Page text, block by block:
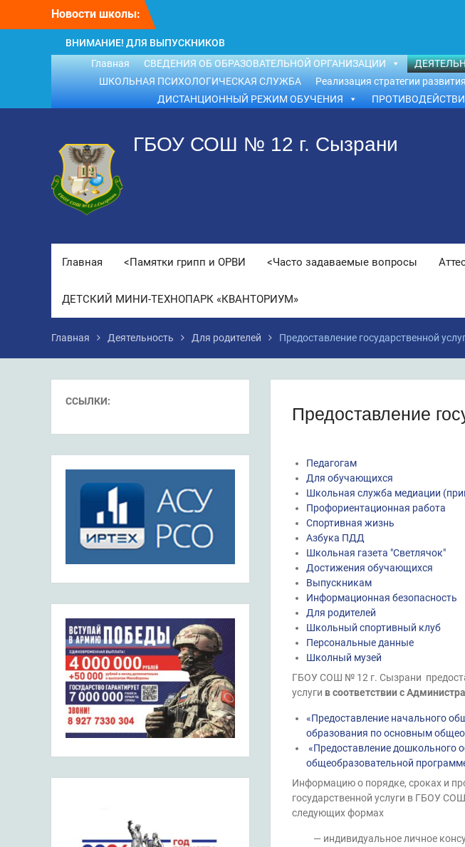
Новости школы:
ВНИМАНИЕ! ДЛЯ ВЫПУСКНИКОВ
ШКОЛЫ!Главная СВЕДЕНИЯ ОБ ОБРАЗОВАТЕЛЬНОЙ ОРГАНИЗАЦИИ
ШКОЛЬНАЯ ПСИХОЛОГИЧЕСКАЯ СЛУЖБА
Реализация стратегии
ДИСТАНЦИОННЫЙ РЕЖИМ ОБУЧЕНИЯ
ГБОУ СОШ № 12 г. Сызрани
Главная <Памятки грипп и ОРВИ <Часто задаваемые вопросы
ДЕТСКИЙ МИНИ-ТЕХНОПАРК «КВАНТОРИУМ»
Главная Деятельность Для родителей Предоставление государственной
Предоставление
Педагогам
Для обучающихся
Школьная служба медиации
Профориентационная работа
Спортивная жизнь
Азбука ПДД
Школьная газета "Светлячок"
Достижения обучающихся
Выпускникам
Информационная безопасность
Для родителей
Школьный спортивный клуб
Персональные данные
Школный музей
ГБОУ СОШ № 12 г. Сызрани
услуги в соответствии с
«Предоставление начального
образования по основным
«Предоставление дошкольного
общеобразовательной
Информацию о порядке, сроках и
государственной услуги в ГБОУ
следующих формах
— индивидуальное личное
ССЫЛКИ: